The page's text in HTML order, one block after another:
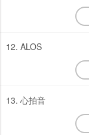
12. ALOS
13. 心拍音